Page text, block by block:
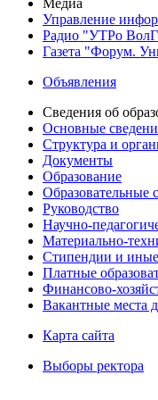
Медиа
Управление
Радио "УТРо
Газета "Форум.
Объявления
Сведения об
Основные
Структура и
Документы
Образование
Образовательные
Руководство
Научно-
Материально-
Стипендии и
Платные
Финансово-
Вакантные места
Карта сайта
Выборы ректора